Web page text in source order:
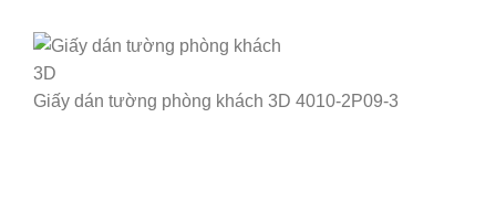
Giấy dán tường phòng khách 3D 4010-2P09-3